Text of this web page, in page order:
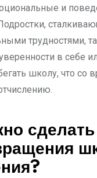
и
трудностями,
в себе
школу, что со